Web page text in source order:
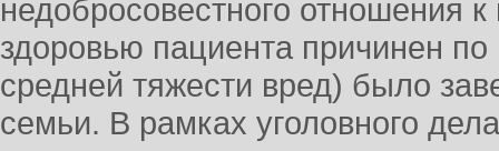
недобросовестного отношения
здоровью пациента причинен
средней тяжести вред) было
семьи. В рамках уголовного